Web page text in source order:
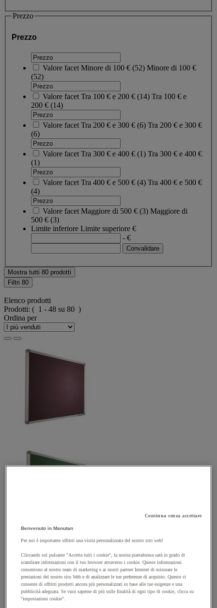
Prezzo
Prezzo
Valore facet Minore di 100 € (52) Minore di 100 €
(52)
Valore facet Tra 100 € e 200 € (14) Tra 100 € e
200 € (14)
Valore facet Tra 200 € e 300 € (6) Tra 200 € e 300 €
(6)
Valore facet Tra 300 € e 400 € (1) Tra 300 € e 400 €
(1)
Valore facet Tra 400 € e 500 € (4) Tra 400 € e 500 €
(4)
Valore facet Maggiore di 500 € (3) Maggiore di
500 € (3)
Limite inferiore Limite superiore €
- €
Mostra tutti 80 prodotti
Filtri 80
Elenco prodotti
Prodotti: ( 1 - 48 su 80 )
Ordina per
Continua senza accettare
Benvenuto in Manutan
Per noi è importante offrirti una visita personalizzata del nostro sito web!
Cliccando sul pulsante "Accetta tutti i cookie", la nostra piattaforma sarà in grado di
scambiare informazioni con il tuo browser attraverso i cookie. Queste informazioni
consentono al nostro team di marketing e ai nostri partner Internet di misurare le
prestazioni del nostro sito Web e di analizzare le tue preferenze di acquisto. Questo ci
consente di offrirti prodotti ancora più personalizzati in base alle tue esigenze e una
pubblicità adeguata. Se vuoi saperne di più sulle finalità di ogni tipo di cookie, clicca su
"impostazioni cookie".